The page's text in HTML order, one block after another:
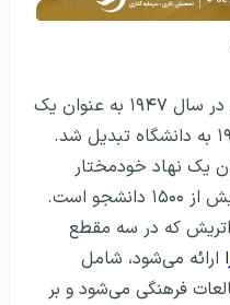
دانشگاه هنر و طراحی لینز اتریش در سال ۱۹۴۷ به عنوان یک
مدرسه هنر تأسیس و در سال ۱۹۹۸ به دانشگاه تبدیل شد.
سال ۲۰۰۴ به عنوان یک نهاد خودمختار
فعالیت می‌کند و امروزه میزبان بیش از ۱۵۰۰ دانشجو است.
اتریش که در سه مقطع
ارائه می‌شود، شامل
فرهنگی می‌شود و بر